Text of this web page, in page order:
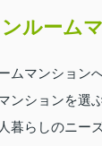
ルーム
ムマンション
ンションを選
暮らしのニー